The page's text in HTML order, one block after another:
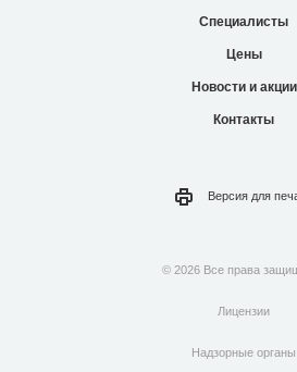
Специалисты
Цены
Новости и акции
Контакты
Версия для
© 2026 Все права
Лицензии
Надзорные органы